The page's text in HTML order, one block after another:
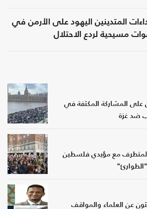
المتدينين اليهود على الأرمن في
مسيحية لردع الاحتلال
على المشاركة المكثفة في
ضد غزة
المتطرف مع مؤيدي فلسطين
عن العلماء والمواقف